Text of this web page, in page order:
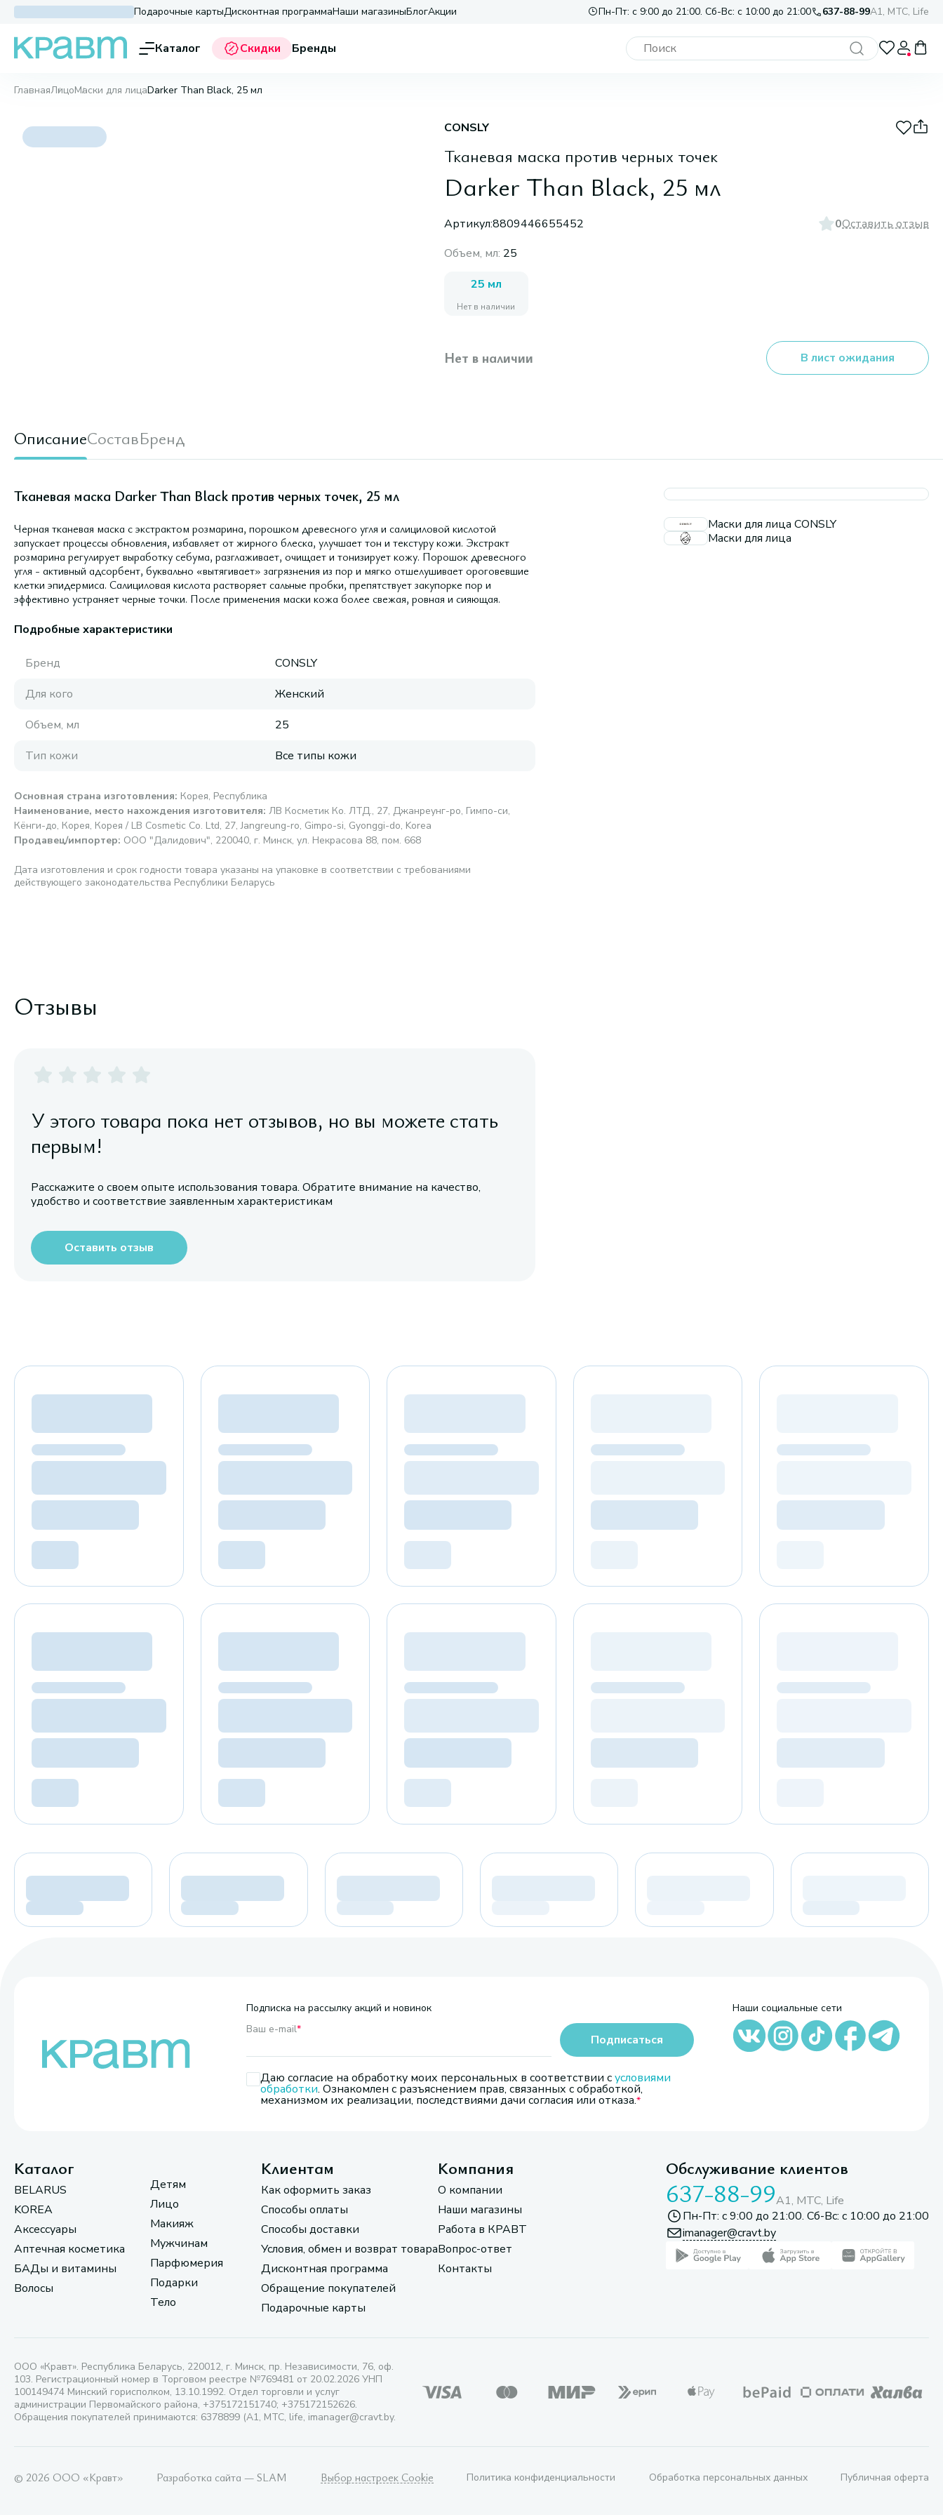
Подарочные картыДисконтная программаНаши магазиныБлогАкции Пн-Пт: с 9:00 до 21:00. Сб-Вс: с 10:00 до 21:00 637-88-99A1, МТС, Life
Каталог Скидки Бренды
ГлавнаяЛицоМаски для лицаDarker Than Black, 25 мл
CONSLY
Тканевая маска против черных точек
Darker Than Black, 25 мл
Артикул:8809446655452 0Оставить отзыв
Объем, мл: 25
25 мл
Нет в наличии
Нет в наличии В лист ожидания
ОписаниеСоставБренд
Тканевая маска Darker Than Black против черных точек, 25 мл
Черная тканевая маска с экстрактом розмарина, порошком древесного угля и салициловой кислотой
запускает процессы обновления, избавляет от жирного блеска, улучшает тон и текстуру кожи. Экстракт
розмарина регулирует выработку себума, разглаживает, очищает и тонизирует кожу. Порошок древесного
угля - активный адсорбент, буквально «вытягивает» загрязнения из пор и мягко отшелушивает ороговевшие
клетки эпидермиса. Салициловая кислота растворяет сальные пробки, препятствует закупорке пор и
эффективно устраняет черные точки. После применения маски кожа более свежая, ровная и сияющая.
Подробные характеристики
Бренд
CONSLY
Для кого
Женский
Объем, мл
25
Тип кожи
Все типы кожи
Основная страна изготовления: Корея, Республика
Наименование, место нахождения изготовителя: ЛВ Косметик Ко. ЛТД., 27, Джанреунг-ро, Гимпо-си,
Кёнги-до, Корея, Корея / LB Cosmetic Co. Ltd, 27, Jangreung-ro, Gimpo-si, Gyonggi-do, Korea
Продавец/импортер: ООО "Далидович", 220040, г. Минск, ул. Некрасова 88, пом. 668
Дата изготовления и срок годности товара указаны на упаковке в соответствии с требованиями
действующего законодательства Республики Беларусь
Маски для лица CONSLY
Маски для лица
Отзывы
У этого товара пока нет отзывов, но вы можете стать
первым!
Расскажите о своем опыте использования товара. Обратите внимание на качество,
удобство и соответствие заявленным характеристикам
Оставить отзыв
Подписка на рассылку акций и новинок
Ваш e-mail*
Даю согласие на обработку моих персональных в соответствии сусловиями
обработки. Ознакомлен с разъяснением прав, связанных с обработкой,
механизмом их реализации, последствиями дачи согласия или отказа.
Подписаться
Наши социальные сети
Каталог
BELARUS
KOREA
Аксессуары
Аптечная косметика
БАДы и витамины
Волосы
Детям
Лицо
Макияж
Мужчинам
Парфюмерия
Подарки
Тело
Клиентам
Как оформить заказ
Способы оплаты
Способы доставки
Условия, обмен и возврат товара
Дисконтная программа
Обращение покупателей
Подарочные карты
Компания
О компании
Наши магазины
Работа в КРАВТ
Вопрос-ответ
Контакты
Обслуживание клиентов
637-88-99A1, МТС, Life
Пн-Пт: с 9:00 до 21:00. Сб-Вс: с 10:00 до 21:00
imanager@cravt.by
ООО «Кравт». Республика Беларусь, 220012, г. Минск, пр. Независимости, 76, оф.
103. Регистрационный номер в Торговом реестре №769481 от 20.02.2026 УНП
100149474 Минский горисполком, 13.10.1992. Отдел торговли и услуг
администрации Первомайского района, +375172151740; +375172152626.
Обращения покупателей принимаются: 6378899 (А1, МТС, life, imanager@cravt.by.
© 2026 ООО «Кравт» Разработка сайта — SLAM Выбор настроек Cookie Политика конфиденциальности Обработка персональных данных Публичная оферта